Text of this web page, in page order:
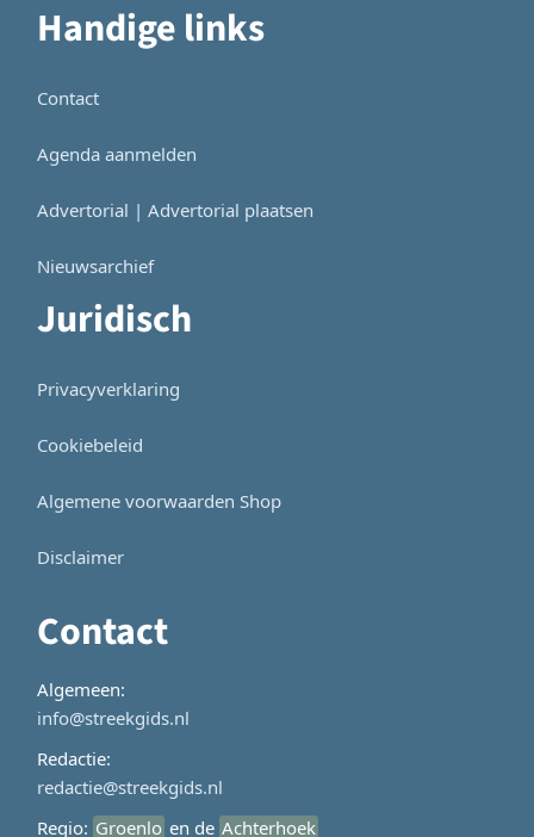
Handige links
Contact
Agenda aanmelden
Advertorial | Advertorial plaatsen
Nieuwsarchief
Juridisch
Privacyverklaring
Cookiebeleid
Algemene voorwaarden Shop
Disclaimer
Contact
Algemeen:
info@streekgids.nl
Redactie:
redactie@streekgids.nl
Regio: Groenlo en de Achterhoek